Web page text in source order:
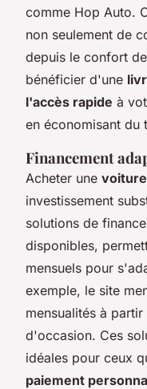
comme Hop Auto.
non seulement de
depuis le confort
bénéficier d'une
l'accès rapide à
en économisant du
Financement
Acheter une
investissement
solutions de
disponibles,
mensuels pour
exemple, le site
mensualités à
d'occasion. Ces
idéales pour ceux
paiement